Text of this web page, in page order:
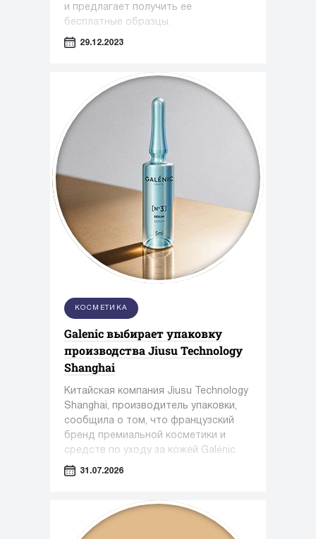
и предлагает получить ее
бесплатные образцы.
29.12.2023
КОСМЕТИКА
Galenic выбирает упаковку
производства Jiusu Technology
Shanghai
Китайская компания Jiusu Technology
Shanghai, производитель упаковки,
сообщила о том, что французский
бренд премиальной косметики и
средств по уходу за кожей Galénic
выбрал высокоточную упаковку для
31.07.2026